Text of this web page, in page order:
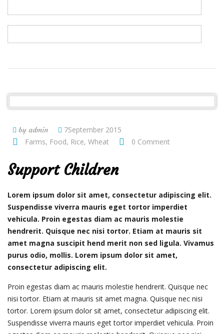
by admin
7September 2015
Farms, Food, Rice, Wheat 0 Comment
Support Children
Lorem ipsum dolor sit amet, consectetur adipiscing elit.
Suspendisse viverra mauris eget tortor imperdiet
vehicula. Proin egestas diam ac mauris molestie
hendrerit. Quisque nec nisi tortor. Etiam at mauris sit
amet magna suscipit hend merit non sed ligula. Vivamus
purus odio, mollis. Lorem ipsum dolor sit amet,
consectetur adipiscing elit.
Proin egestas diam ac mauris molestie hendrerit. Quisque nec
nisi tortor. Etiam at mauris sit amet magna. Quisque nec nisi
tortor. Lorem ipsum dolor sit amet, consectetur adipiscing elit.
Suspendisse viverra mauris eget tortor imperdiet vehicula. Proin